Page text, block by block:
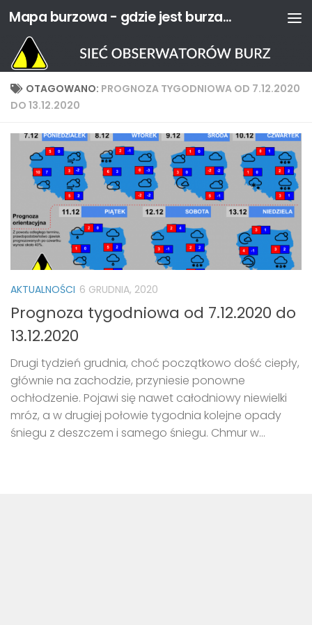
Przejdź do treści Mapa burzowa - gdzie jest burza? | Sieć Obserwatorów Burz
OTAGOWANO: PROGNOZA TYGODNIOWA OD 7.12.2020
DO 13.12.2020
AKTUALNOŚCI 6 GRUDNIA, 2020
Prognoza tygodniowa od 7.12.2020 do
13.12.2020
Drugi tydzień grudnia, choć początkowo dość ciepły,
głównie na zachodzie, przyniesie ponowne
ochłodzenie. Pojawi się nawet całodniowy niewielki
mróz, a w drugiej połowie tygodnia kolejne opady
śniegu z deszczem i samego śniegu. Chmur w...